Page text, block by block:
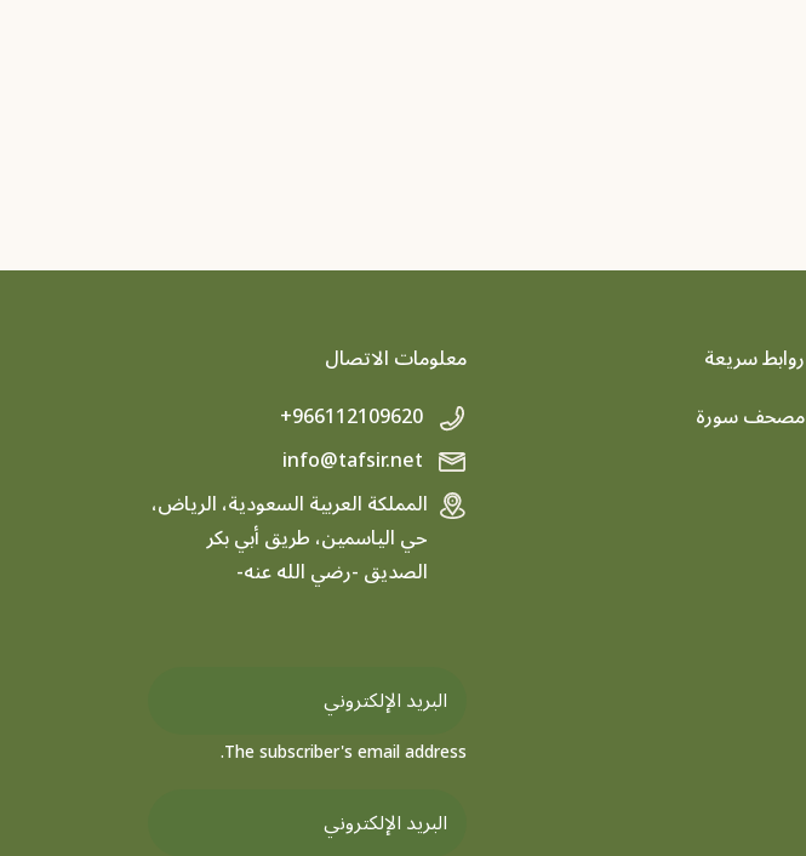
روابط سريعة
footer menu
مصحف سورة
معلومات الاتصال
+966112109620
المملكة العربية السعودية، الرياض،
حي الياسمين، طريق أبي بكر
الصديق -رضي الله عنه-
The subscriber's email address.